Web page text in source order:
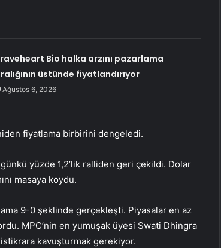
Bio halka arzını pazarlama
üstünde fiyatlandırıyor
Ağustos 6, 2026
fiyatlama birbirini dengeledi.
yüzde 1,2’lik ralliden geri çekildi. Dolar
masaya koydu.
9-0 şeklinde gerçekleşti. Piyasalar en az
MPC’nin en yumuşak üyesi Swati Dhingra
istikrara kavuşturmak gerekiyor.